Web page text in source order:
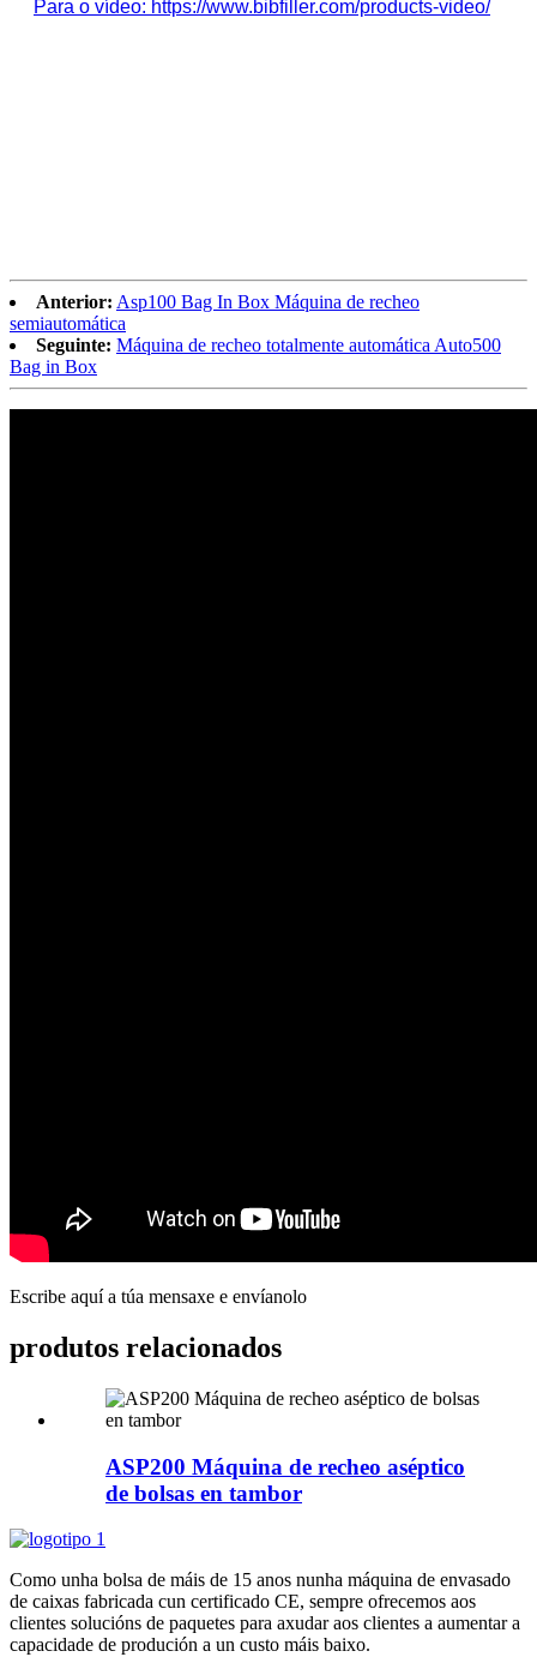
Para o vídeo: https://www.bibfiller.com/products-video/
Anterior: Asp100 Bag In Box Máquina de recheo
semiautomática
Seguinte: Máquina de recheo totalmente automática Auto500
Bag in Box
Escribe aquí a túa mensaxe e envíanolo
produtos relacionados
ASP200 Máquina de recheo aséptico
de bolsas en tambor
Como unha bolsa de máis de 15 anos nunha máquina de envasado
de caixas fabricada cun certificado CE, sempre ofrecemos aos
clientes solucións de paquetes para axudar aos clientes a aumentar a
capacidade de produción a un custo máis baixo.